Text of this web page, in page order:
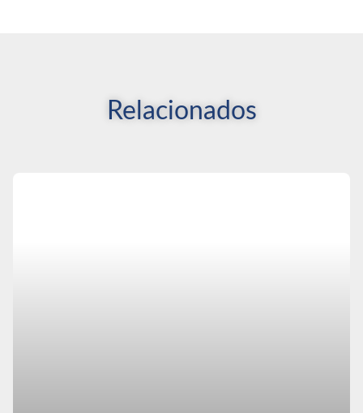
Relacionados